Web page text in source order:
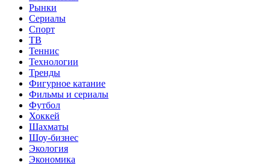
Рынки
Сериалы
Спорт
ТВ
Теннис
Технологии
Тренды
Фигурное катание
Фильмы и сериалы
Футбол
Хоккей
Шахматы
Шоу-бизнес
Экология
Экономика